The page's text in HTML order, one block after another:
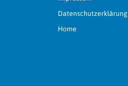
Datenschutzerklärung
Home